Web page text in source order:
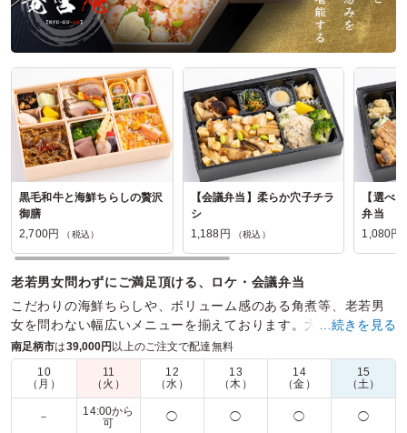
バランの口コミをもっと見る
黒毛和牛と海鮮ちらしの贅沢
御膳
2,700円
（税込）
【会議弁当】柔らか穴子チラ
シ
1,188円
（税込）
【選べ
弁当
1,080円
老若男女問わずにご満足頂ける、ロケ・会議弁当
こだわりの海鮮ちらしや、ボリューム感のある角煮等、老若男
女を問わない幅広いメニューを揃えております。大事な場や会
議・ロケでもお使いいただけるお弁当となっております。
商品数： 締切日時： 1日前18:00 価格帯：
850円～2,700円
配達時間：
9:30～19:00
…続きを見る
南足柄市は39,000円 以上のご注文で配達無料
10
（月）
11
（火）
12
（水）
13
（木）
14
（金）
15
（土）
－
14:00から
可
◯ ◯ ◯ ◯